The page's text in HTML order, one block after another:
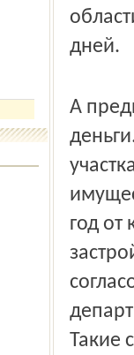
дней.
А
год от
Такие